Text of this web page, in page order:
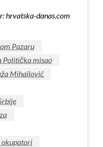
hrvatska-danas.com
Pazaru
Politička misao
Mihailović